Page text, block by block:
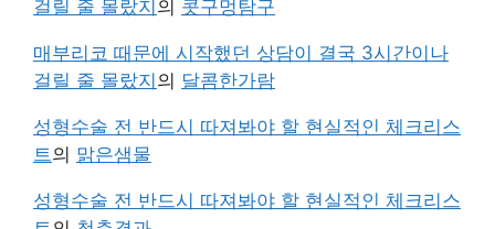
걸릴 줄 몰랐지 의 콧구멍탐구
매부리코 때문에 시작했던 상담이 결국 3시간이나
걸릴 줄 몰랐지 의 달콤한가람
성형수술 전 반드시 따져봐야 할 현실적인 체크리스
트의 맑은샘물
성형수술 전 반드시 따져봐야 할 현실적인 체크리스